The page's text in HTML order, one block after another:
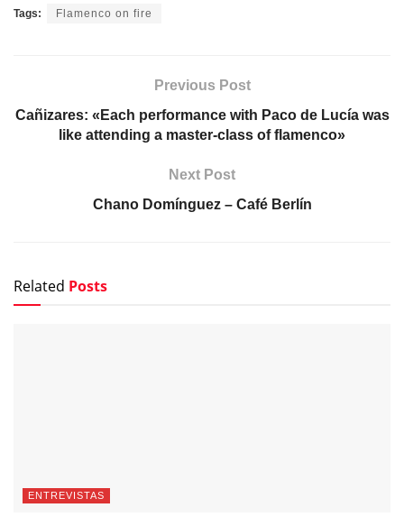
Tags: Flamenco on fire
Previous Post
Cañizares: «Each performance with Paco de Lucía was
like attending a master-class of flamenco»
Next Post
Chano Domínguez – Café Berlín
Related Posts
ENTREVISTAS